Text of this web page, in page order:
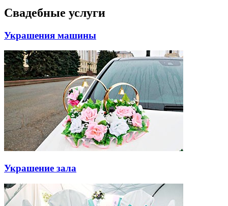
Свадебные услуги
Украшения машины
Украшение зала